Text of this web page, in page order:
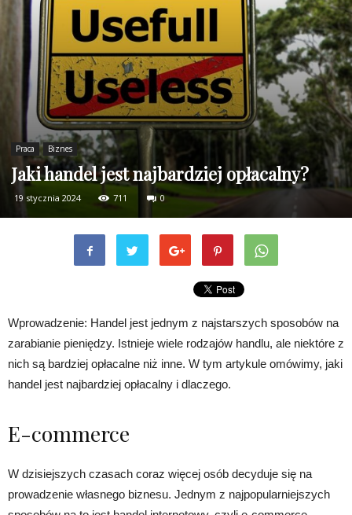
Praca Biznes
Jaki handel jest najbardziej opłacalny?
19 stycznia 2024 711 0
Wprowadzenie: Handel jest jednym z najstarszych sposobów na
zarabianie pieniędzy. Istnieje wiele rodzajów handlu, ale niektóre z
nich są bardziej opłacalne niż inne. W tym artykule omówimy, jaki
handel jest najbardziej opłacalny i dlaczego.
E-commerce
W dzisiejszych czasach coraz więcej osób decyduje się na
prowadzenie własnego biznesu. Jednym z najpopularniejszych